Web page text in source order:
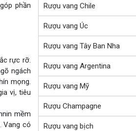
phần
rực rỡ.
ngách
mọng.
vị, tiêu
mềm
Vang có
Rượu vang Chile
Rượu vang Úc
Rượu vang Tây Ban Nha
Rượu vang Argentina
Rượu vang Mỹ
Rượu Champagne
Rượu vang bịch